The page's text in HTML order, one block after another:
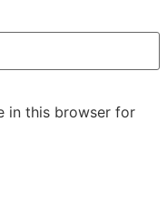
in this browser for